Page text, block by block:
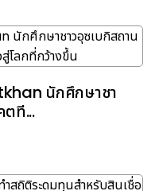
นักศึกษาชา
ตที...